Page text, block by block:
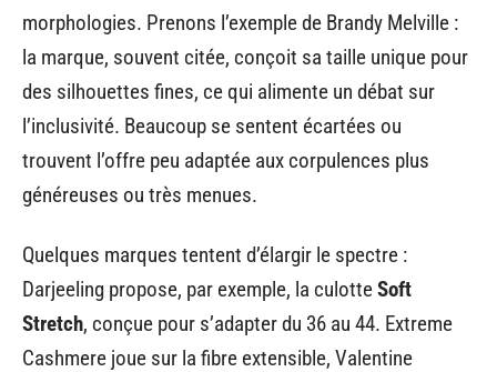
morphologies. Prenons l’exemple de Brandy Melville :
la marque, souvent citée, conçoit sa taille unique pour
des silhouettes fines, ce qui alimente un débat sur
l’inclusivité. Beaucoup se sentent écartées ou
trouvent l’offre peu adaptée aux corpulences plus
généreuses ou très menues.
Quelques marques tentent d’élargir le spectre :
Darjeeling propose, par exemple, la culotteSoft
Stretch, conçue pour s’adapter du 36 au 44. Extreme
Cashmere joue sur la fibre extensible, Valentine